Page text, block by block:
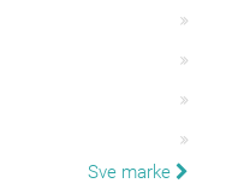
Sve marke